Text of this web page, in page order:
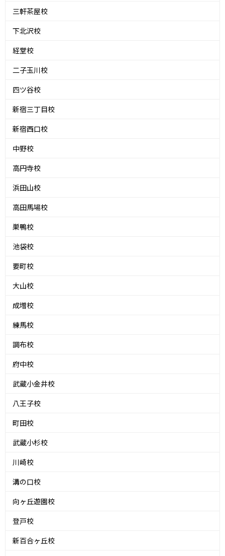
三軒茶屋校
下北沢校
経堂校
二子玉川校
四ツ谷校
新宿三丁目校
新宿西口校
中野校
高円寺校
浜田山校
高田馬場校
巣鴨校
池袋校
要町校
大山校
成増校
練馬校
調布校
府中校
武蔵小金井校
八王子校
町田校
武蔵小杉校
川崎校
溝の口校
向ヶ丘遊園校
登戸校
新百合ヶ丘校